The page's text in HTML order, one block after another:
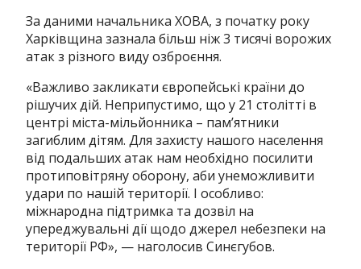
За даними начальника ХОВА, з початку року
Харківщина зазнала більш ніж 3 тисячі ворожих
атак з різного виду озброєння.
«Важливо закликати європейські країни до
рішучих дій. Неприпустимо, що у 21 столітті в
центрі міста-мільйонника – пам’ятники
загиблим дітям. Для захисту нашого населення
від подальших атак нам необхідно посилити
протиповітряну оборону, аби унеможливити
удари по нашій території. І особливо:
міжнародна підтримка та дозвіл на
упереджувальні дії щодо джерел небезпеки на
території РФ», — наголосив Синєгубов.